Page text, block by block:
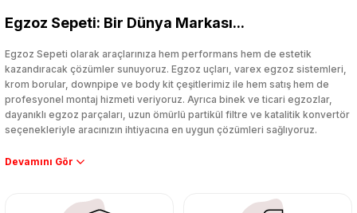
Egzoz Sepeti: Bir Dünya Markası...
Egzoz Sepeti olarak araçlarınıza hem performans hem de estetik
kazandıracak çözümler sunuyoruz. Egzoz uçları, varex egzoz sistemleri,
krom borular, downpipe ve body kit çeşitlerimiz ile hem satış hem de
profesyonel montaj hizmeti veriyoruz. Ayrıca binek ve ticari egzozlar,
dayanıklı egzoz parçaları, uzun ömürlü partikül filtre ve katalitik konvertör
seçenekleriyle aracınızın ihtiyacına en uygun çözümleri sağlıyoruz.
Performans artışı isteyen sürücüler için özel performans egzozları ve
çıkma orijinal ürünler ile yenileyebilir, body kit uygulamalarıyla aracınızın